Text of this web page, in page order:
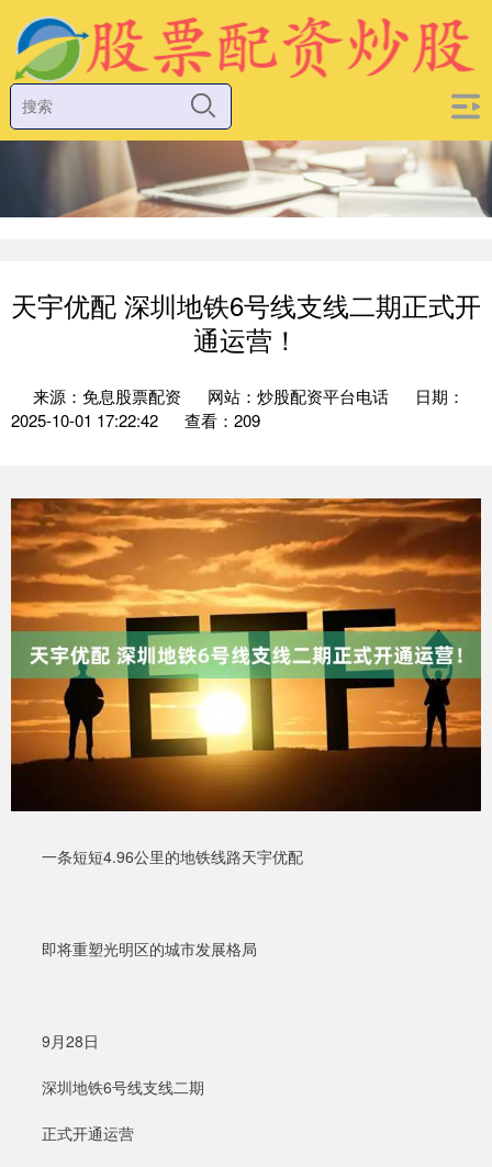
天宇优配 深圳地铁6号线支线二期正式开
通运营！
来源：免息股票配资 网站：炒股配资平台电话
日期：
2025-10-01 17:22:42
查看：209
一条短短4.96公里的地铁线路天宇优配
即将重塑光明区的城市发展格局
9月28日
深圳地铁6号线支线二期
正式开通运营